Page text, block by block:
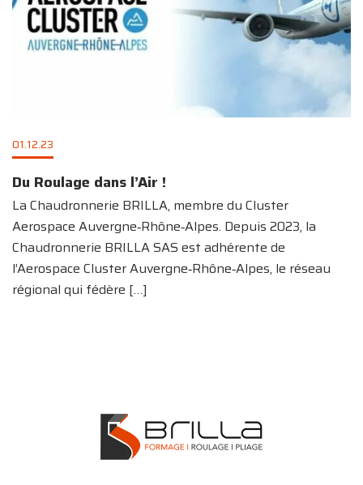
01.12.23
Du Roulage dans l’Air !
La Chaudronnerie BRILLA, membre du Cluster
Aerospace Auvergne‑Rhône‑Alpes. Depuis 2023, la
Chaudronnerie BRILLA SAS est adhérente de
l’Aerospace Cluster Auvergne‑Rhône‑Alpes, le réseau
régional qui fédère […]